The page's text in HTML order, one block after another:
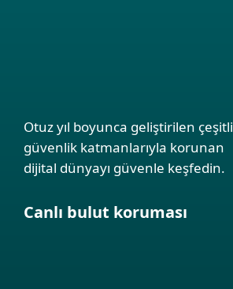
Otuz yıl boyunca geliştirilen çeşitli
güvenlik katmanlarıyla korunan
dijital dünyayı güvenle keşfedin.
Canlı bulut koruması